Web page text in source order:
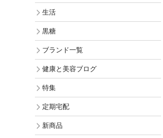
商品動画を見る
インスタグ
無添加 石鹸
シャンプ
化粧水早
生活
黒糖
ブランド一覧
健康と美容ブログ
特集
定期宅配
新商品